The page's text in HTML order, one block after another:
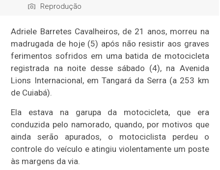
Reprodução
Adriele Barretes Cavalheiros, de 21 anos, morreu na
madrugada de hoje (5) após não resistir aos graves
ferimentos sofridos em uma batida de motocicleta
registrada na noite desse sábado (4), na Avenida
Lions Internacional, em Tangará da Serra (a 253 km
de Cuiabá).
Ela estava na garupa da motocicleta, que era
conduzida pelo namorado, quando, por motivos que
ainda serão apurados, o motociclista perdeu o
controle do veículo e atingiu violentamente um poste
às margens da via.